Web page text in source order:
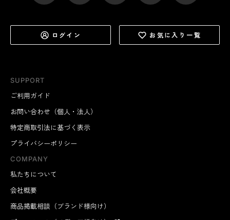
SUPPORT
ご利用ガイド
お問い合わせ（個人・法人）
特定商取引法に基づく表示
プライバシーポリシー
COMPANY
私たちについて
会社概要
商品掲載相談（ブランド様向け）
ログイン お気に入り一覧